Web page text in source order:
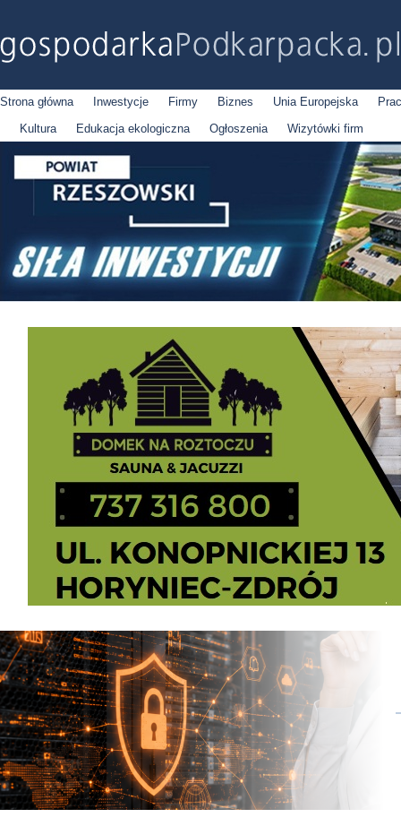
Strona główna Inwestycje Firmy Biznes Unia Europejska
Kultura
Edukacja ekologiczna Ogłoszenia Wizytówki firm